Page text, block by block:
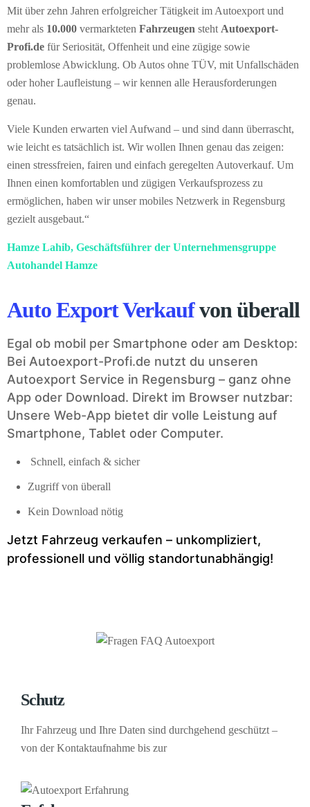
Mit über zehn Jahren erfolgreicher Tätigkeit im Autoexport und
mehr als 10.000 vermarkteten Fahrzeugen steht Autoexport-
Profi.de für Seriosität, Offenheit und eine zügige sowie
problemlose Abwicklung. Ob Autos ohne TÜV, mit Unfallschäden
oder hoher Laufleistung – wir kennen alle Herausforderungen
genau.
Viele Kunden erwarten viel Aufwand – und sind dann überrascht,
wie leicht es tatsächlich ist. Wir wollen Ihnen genau das zeigen:
einen stressfreien, fairen und einfach geregelten Autoverkauf. Um
Ihnen einen komfortablen und zügigen Verkaufsprozess zu
ermöglichen, haben wir unser mobiles Netzwerk in Regensburg
gezielt ausgebaut.“
Hamze Lahib, Geschäftsführer der Unternehmensgruppe
Autohandel Hamze
Auto Export Verkaufvon überall
Egal ob mobil per Smartphone oder am Desktop:
Bei Autoexport-Profi.de nutzt du unseren
Autoexport Service in Regensburg – ganz ohne
App oder Download. Direkt im Browser nutzbar:
Unsere Web-App bietet dir volle Leistung auf
Smartphone, Tablet oder Computer.
Schnell, einfach & sicher
Zugriff von überall
Kein Download nötig
Jetzt Fahrzeug verkaufen – unkompliziert,
professionell und völlig standortunabhängig!
Schutz
Ihr Fahrzeug und Ihre Daten sind durchgehend geschützt –
von der Kontaktaufnahme bis zur